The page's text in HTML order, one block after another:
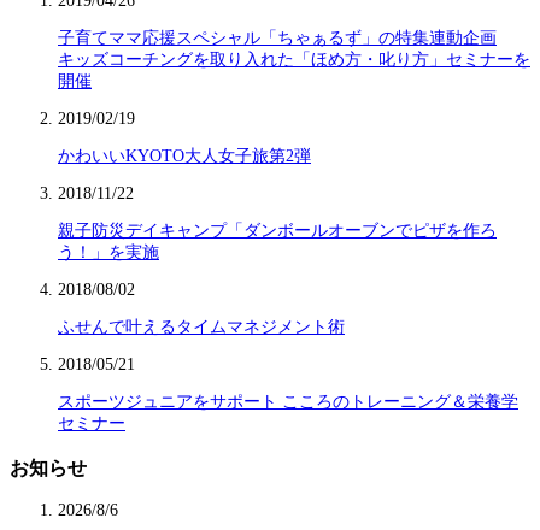
子育てママ応援スペシャル「ちゃぁるず」の特集連動企画
キッズコーチングを取り入れた「ほめ方・叱り方」セミナーを
開催
2019/02/19
かわいいKYOTO大人女子旅第2弾
2018/11/22
親子防災デイキャンプ「ダンボールオーブンでピザを作ろ
う！」を実施
2018/08/02
ふせんで叶えるタイムマネジメント術
2018/05/21
スポーツジュニアをサポート こころのトレーニング＆栄養学
セミナー
お知らせ
2026/8/6